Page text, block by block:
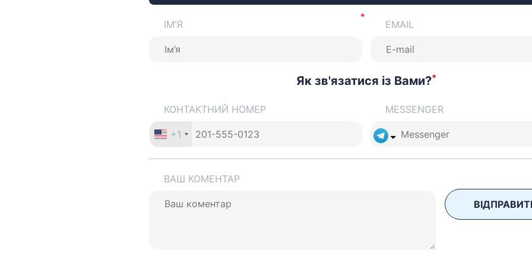
ІМ’Я EMAIL
Як зв'язатися із Вами?*
КОНТАКТНИЙ НОМЕР
+1
MESSENGER
ВАШ КОМЕНТАР